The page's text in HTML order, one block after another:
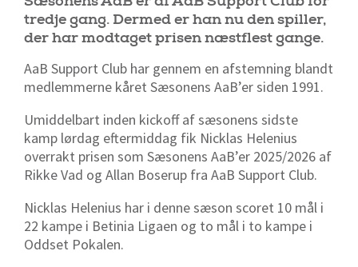
tredje gang. Dermed er han nu den spiller,
der har modtaget prisen næstflest gange.
AaB Support Club har gennem en afstemning blandt
medlemmerne kåret Sæsonens AaB’er siden 1991.
Umiddelbart inden kickoff af sæsonens sidste
kamp lørdag eftermiddag fik Nicklas Helenius
overrakt prisen som Sæsonens AaB’er 2025/2026 af
Rikke Vad og Allan Boserup fra AaB Support Club.
Nicklas Helenius har i denne sæson scoret 10 mål i
22 kampe i Betinia Ligaen og to mål i to kampe i
Oddset Pokalen.